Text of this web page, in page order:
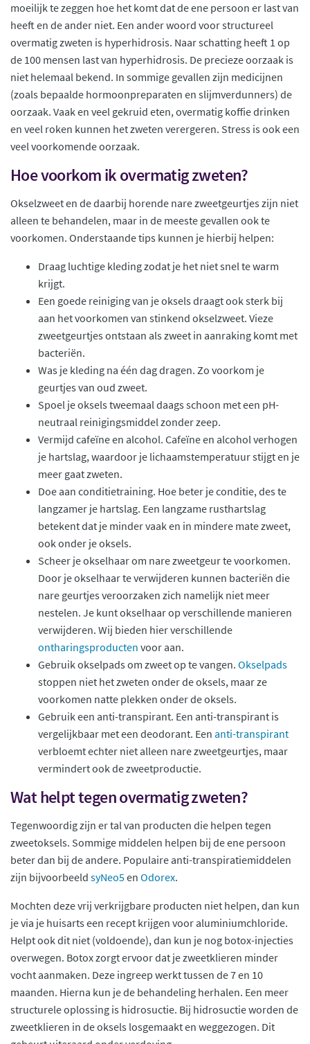
moeilijk te zeggen hoe het komt dat de ene persoon er last van
heeft en de ander niet. Een ander woord voor structureel
overmatig zweten is hyperhidrosis. Naar schatting heeft 1 op
de 100 mensen last van hyperhidrosis. De precieze oorzaak is
niet helemaal bekend. In sommige gevallen zijn medicijnen
(zoals bepaalde hormoonpreparaten en slijmverdunners) de
oorzaak. Vaak en veel gekruid eten, overmatig koffie drinken
en veel roken kunnen het zweten verergeren. Stress is ook een
veel voorkomende oorzaak.
Hoe voorkom ik overmatig zweten?
Okselzweet en de daarbij horende nare zweetgeurtjes zijn niet
alleen te behandelen, maar in de meeste gevallen ook te
voorkomen. Onderstaande tips kunnen je hierbij helpen:
Draag luchtige kleding zodat je het niet snel te warm
krijgt.
Een goede reiniging van je oksels draagt ook sterk bij
aan het voorkomen van stinkend okselzweet. Vieze
zweetgeurtjes ontstaan als zweet in aanraking komt met
bacteriën.
Was je kleding na één dag dragen. Zo voorkom je
geurtjes van oud zweet.
Spoel je oksels tweemaal daags schoon met een pH-
neutraal reinigingsmiddel zonder zeep.
Vermijd cafeïne en alcohol. Cafeïne en alcohol verhogen
je hartslag, waardoor je lichaamstemperatuur stijgt en je
meer gaat zweten.
Doe aan conditietraining. Hoe beter je conditie, des te
langzamer je hartslag. Een langzame rusthartslag
betekent dat je minder vaak en in mindere mate zweet,
ook onder je oksels.
Scheer je okselhaar om nare zweetgeur te voorkomen.
Door je okselhaar te verwijderen kunnen bacteriën die
nare geurtjes veroorzaken zich namelijk niet meer
nestelen. Je kunt okselhaar op verschillende manieren
verwijderen. Wij bieden hier verschillende
ontharingsproducten voor aan.
Gebruik okselpads om zweet op te vangen. Okselpads
stoppen niet het zweten onder de oksels, maar ze
voorkomen natte plekken onder de oksels.
Gebruik een anti-transpirant. Een anti-transpirant is
vergelijkbaar met een deodorant. Een anti-transpirant
verbloemt echter niet alleen nare zweetgeurtjes, maar
vermindert ook de zweetproductie.
Wat helpt tegen overmatig zweten?
Tegenwoordig zijn er tal van producten die helpen tegen
zweetoksels. Sommige middelen helpen bij de ene persoon
beter dan bij de andere. Populaire anti-transpiratiemiddelen
zijn bijvoorbeeld syNeo5en Odorex.
Mochten deze vrij verkrijgbare producten niet helpen, dan kun
je via je huisarts een recept krijgen voor aluminiumchloride.
Helpt ook dit niet (voldoende), dan kun je nog botox-injecties
overwegen. Botox zorgt ervoor dat je zweetklieren minder
vocht aanmaken. Deze ingreep werkt tussen de 7 en 10
maanden. Hierna kun je de behandeling herhalen. Een meer
structurele oplossing is hidrosuctie. Bij hidrosuctie worden de
zweetklieren in de oksels losgemaakt en weggezogen. Dit